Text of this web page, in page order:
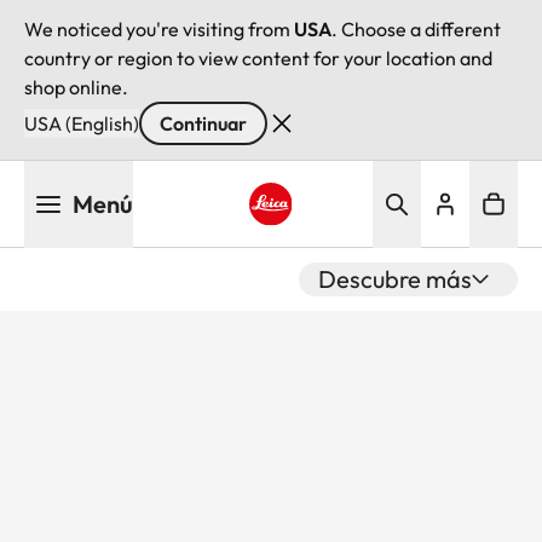
We noticed you're visiting from USA. Choose a different
country or region to view content for your location and
shop online.
USA (English)
Continuar
Menú
Descubre más